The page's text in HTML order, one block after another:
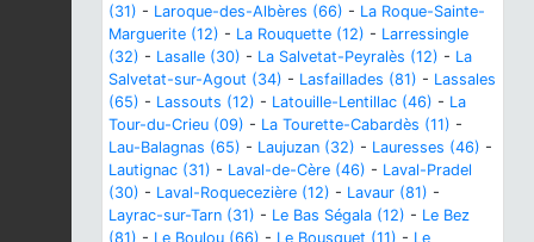
(31) - Laroque-des-Albères (66) - La Roque-Sainte-
Marguerite (12) - La Rouquette (12) - Larressingle
(32) - Lasalle (30) - La Salvetat-Peyralès (12) - La
Salvetat-sur-Agout (34) - Lasfaillades (81) - Lassales
(65) - Lassouts (12) - Latouille-Lentillac (46) - La
Tour-du-Crieu (09) - La Tourette-Cabardès (11) -
Lau-Balagnas (65) - Laujuzan (32) - Lauresses (46) -
Lautignac (31) - Laval-de-Cère (46) - Laval-Pradel
(30) - Laval-Roquecezière (12) - Lavaur (81) -
Layrac-sur-Tarn (31) - Le Bas Ségala (12) - Le Bez
(81) - Le Boulou (66) - Le Bousquet (11) - Le